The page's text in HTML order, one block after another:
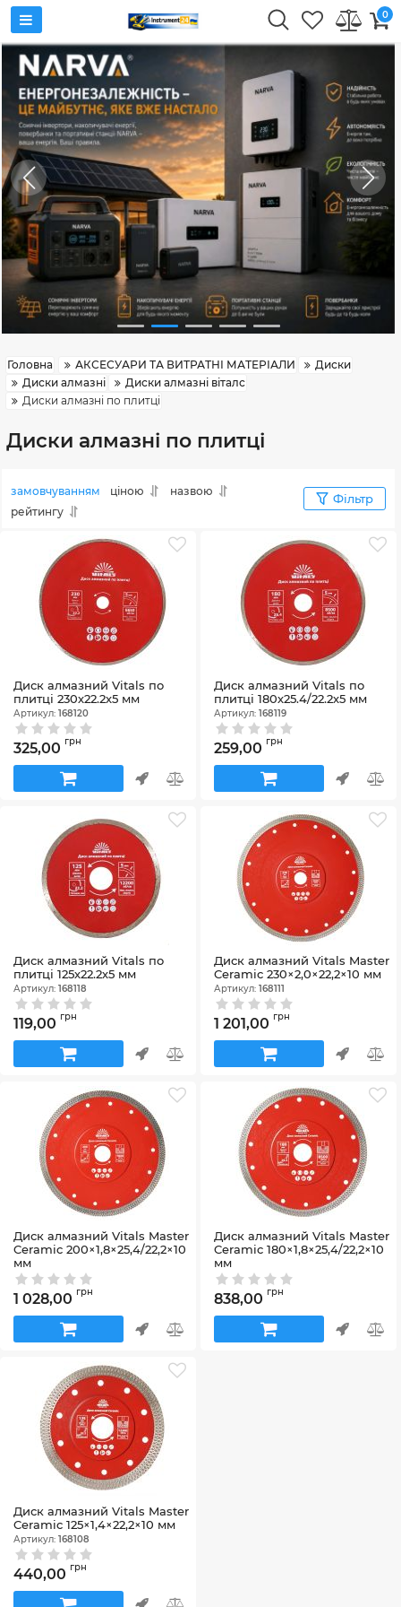
0
Головна АКСЕСУАРИ ТА ВИТРАТНІ МАТЕРІАЛИ
Диски
Диски алмазні
Диски алмазні віталс
Диски алмазні по плитці
Диски алмазні по плитці
замовчуванням ціною
назвою
рейтингу
Фільтр
Диск алмазний Vitals по
плитці 230х22.2х5 мм
Артикул: 168120
325,00 грн
Диск алмазний Vitals по
плитці 180х25.4/22.2х5 мм
Артикул: 168119
259,00 грн
Диск алмазний Vitals по
плитці 125х22.2х5 мм
Артикул: 168118
119,00 грн
Диск алмазний Vitals Master
Ceramic 230×2,0×22,2×10 мм
Артикул: 168111
1 201,00 грн
Диск алмазний Vitals Master
Ceramic 200×1,8×25,4/22,2×10
мм
Артикул:168110
1 028,00 грн
Диск алмазний Vitals Master
Ceramic 180×1,8×25,4/22,2×10
мм
Артикул:168109
838,00 грн
Диск алмазний Vitals Master
Ceramic 125×1,4×22,2×10 мм
Артикул: 168108
440,00 грн